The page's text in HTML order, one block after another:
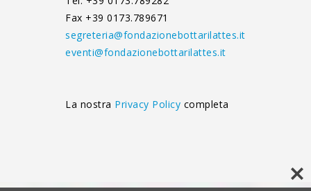
Fax +39 0173.789671
segreteria@fondazionebottarilattes.it
eventi@fondazionebottarilattes.it
La nostra Privacy Policy completa